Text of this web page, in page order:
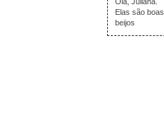
Elas são
beijos